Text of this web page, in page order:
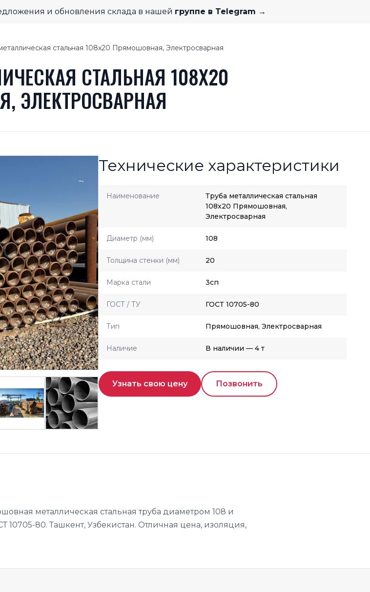
и обновления склада в нашей группе в Telegram →
стальная 108x20 Прямошовная, Электросварная
СТАЛЬНАЯ 108X20
ЭЛЕКТРОСВАРНАЯ
Технические характеристики
Наименование
Труба металлическая стальная
108x20 Прямошовная,
Электросварная
Диаметр (мм) 108
Толщина стенки (мм) 20
Марка стали 3сп
ГОСТ / ТУ ГОСТ 10705-80
Тип Прямошовная, Электросварная
Наличие В наличии — 4 т
Узнать свою цену Позвонить
металлическая стальная труба диаметром 108 и
10705-80. Ташкент, Узбекистан. Отличная цена, изоляция,